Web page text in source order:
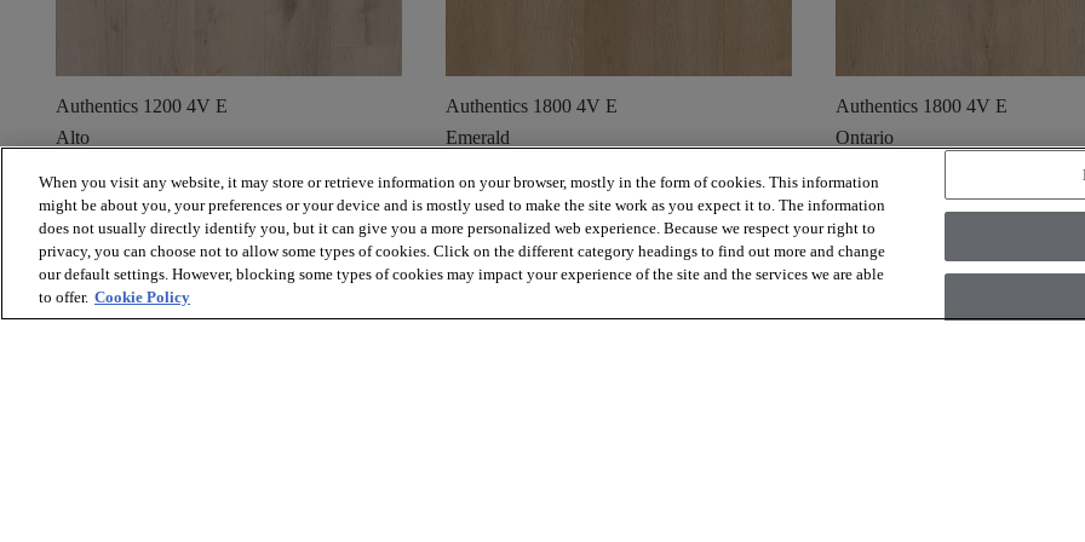
Authentics 1200 4V E
Alto
shopping_cart Bestel een staal visibility Snelle weergave
Authentics 1800 4V E
Emerald
shopping_cart Bestel een staal visibility Snelle weergave
Authentics 1800 4V E
Ontario
shopping_cart Bestel een staalvisibilitySnelle
Weergeven 16 van de 30 resultaten
When you visit any website, it may store or retrieve information on your browser, mostly in the form of cookies. This information
might be about you, your preferences or your device and is mostly used to make the site work as you expect it to. The information
does not usually directly identify you, but it can give you a more personalized web experience. Because we respect your right to
privacy, you can choose not to allow some types of cookies. Click on the different category headings to find out more and change
our default settings. However, blocking some types of cookies may impact your experience of the site and the services we are able
to offer. Cookie Policy